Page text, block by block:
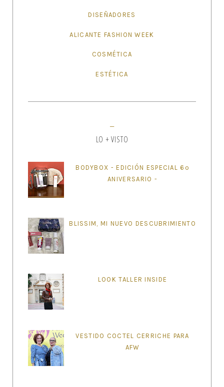
DISEÑADORES
ALICANTE FASHION WEEK
COSMÉTICA
ESTÉTICA
LO + VISTO
BODYBOX - EDICIÓN ESPECIAL 6º
ANIVERSARIO -
BLISSIM, MI NUEVO DESCUBRIMIENTO
LOOK TALLER INSIDE
VESTIDO COCTEL CERRICHE PARA
AFW